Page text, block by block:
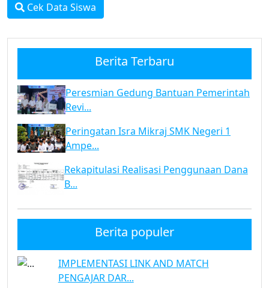
Cek Data Siswa
Berita Terbaru
Peresmian Gedung Bantuan Pemerintah
Revi...
Peringatan Isra Mikraj SMK Negeri 1
Ampe...
Rekapitulasi Realisasi Penggunaan Dana
B...
Berita populer
IMPLEMENTASI LINK AND MATCH
PENGAJAR DAR...